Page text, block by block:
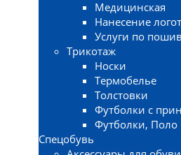
Медицинская
Нанесение
Услуги по
Трикотаж
Носки
Термобелье
Толстовки
Футболки с
Футболки, Поло
Спецобувь